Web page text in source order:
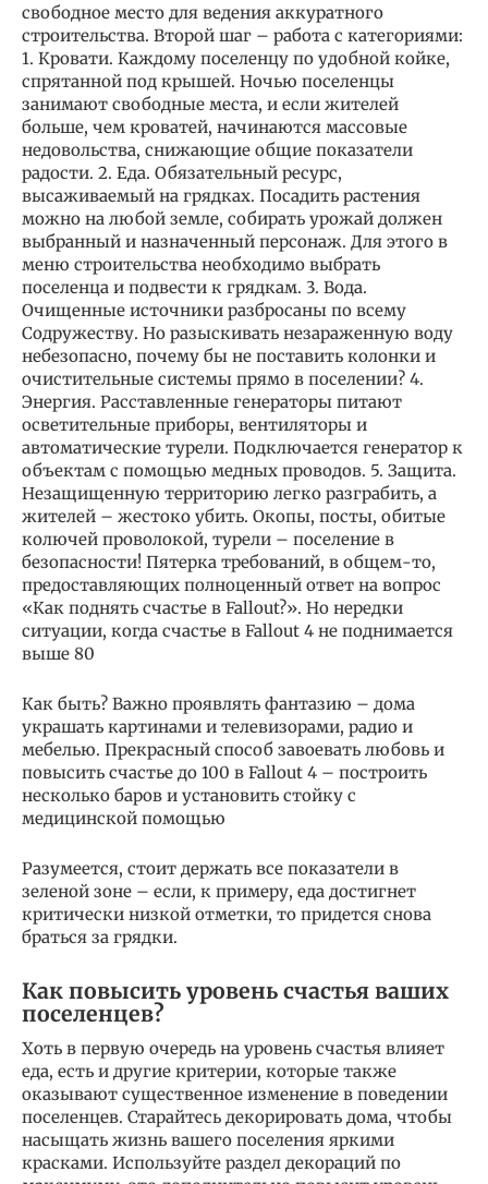
свободное место для ведения аккуратного
строительства. Второй шаг – работа с категориями:
1. Кровати. Каждому поселенцу по удобной койке,
спрятанной под крышей. Ночью поселенцы
занимают свободные места, и если жителей
больше, чем кроватей, начинаются массовые
недовольства, снижающие общие показатели
радости. 2. Еда. Обязательный ресурс,
высаживаемый на грядках. Посадить растения
можно на любой земле, собирать урожай должен
выбранный и назначенный персонаж. Для этого в
меню строительства необходимо выбрать
поселенца и подвести к грядкам. 3. Вода.
Очищенные источники разбросаны по всему
Содружеству. Но разыскивать незараженную воду
небезопасно, почему бы не поставить колонки и
очистительные системы прямо в поселении? 4.
Энергия. Расставленные генераторы питают
осветительные приборы, вентиляторы и
автоматические турели. Подключается генератор к
объектам с помощью медных проводов. 5. Защита.
Незащищенную территорию легко разграбить, а
жителей – жестоко убить. Окопы, посты, обитые
колючей проволокой, турели – поселение в
безопасности! Пятерка требований, в общем-то,
предоставляющих полноценный ответ на вопрос
«Как поднять счастье в Fallout?». Но нередки
ситуации, когда счастье в Fallout 4 не поднимается
выше 80
Как быть? Важно проявлять фантазию – дома
украшать картинами и телевизорами, радио и
мебелью. Прекрасный способ завоевать любовь и
повысить счастье до 100 в Fallout 4 – построить
несколько баров и установить стойку с
медицинской помощью
Разумеется, стоит держать все показатели в
зеленой зоне – если, к примеру, еда достигнет
критически низкой отметки, то придется снова
браться за грядки.
Как повысить уровень счастья ваших
поселенцев?
Хоть в первую очередь на уровень счастья влияет
еда, есть и другие критерии, которые также
оказывают существенное изменение в поведении
поселенцев. Старайтесь декорировать дома, чтобы
насыщать жизнь вашего поселения яркими
красками. Используйте раздел декораций по